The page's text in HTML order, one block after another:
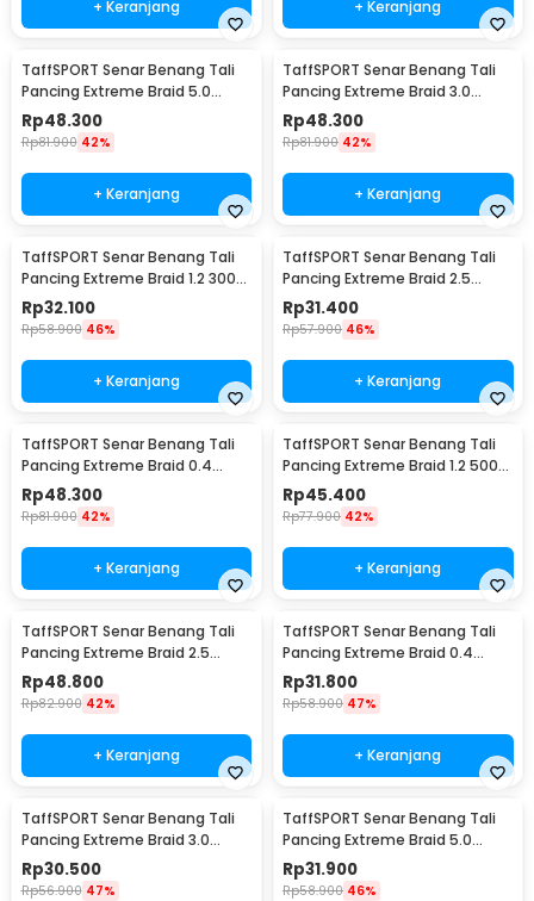
+ Keranjang + Keranjang
TaffSPORT Senar Benang Tali
Pancing Extreme Braid 5.0
500M - FM-PEL
Rp48.300
Rp81.900 42%
+ Keranjang
TaffSPORT Senar Benang Tali
Pancing Extreme Braid 3.0
500M - FM-PEL
Rp48.300
Rp81.900 42%
+ Keranjang
TaffSPORT Senar Benang Tali
Pancing Extreme Braid 1.2 300M
- FM-PEL
Rp32.100
Rp58.900 46%
+ Keranjang
TaffSPORT Senar Benang Tali
Pancing Extreme Braid 2.5
300M - FM-PEL
Rp31.400
Rp57.900 46%
+ Keranjang
TaffSPORT Senar Benang Tali
Pancing Extreme Braid 0.4
500M - FM-PEL
Rp48.300
Rp81.900 42%
+ Keranjang
TaffSPORT Senar Benang Tali
Pancing Extreme Braid 1.2 500M
- FM-PEL
Rp45.400
Rp77.900 42%
+ Keranjang
TaffSPORT Senar Benang Tali
Pancing Extreme Braid 2.5
500M - FM-PEL
Rp48.800
Rp82.900 42%
+ Keranjang
TaffSPORT Senar Benang Tali
Pancing Extreme Braid 0.4
300M - FM-PEL
Rp31.800
Rp58.900 47%
+ Keranjang
TaffSPORT Senar Benang Tali
Pancing Extreme Braid 3.0
300M - FM-PEL
Rp30.500
Rp56.900 47%
TaffSPORT Senar Benang Tali
Pancing Extreme Braid 5.0
300M - FM-PEL
Rp31.900
Rp58.900 46%